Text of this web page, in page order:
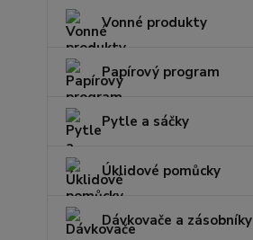
Vonné produkty
Papírový program
Pytle a sáčky
Úklidové pomůcky
Dávkovače a zásobníky